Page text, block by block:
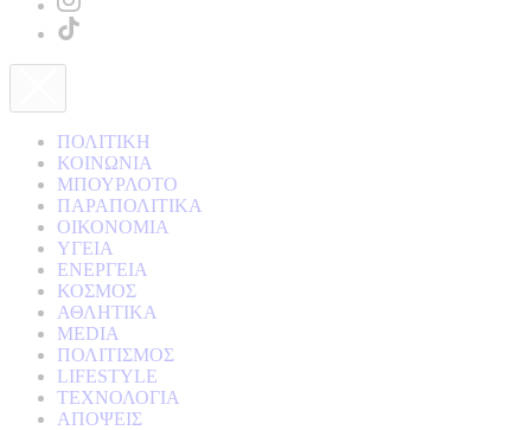
ΠΟΛΙΤΙΚΗ
ΚΟΙΝΩΝΙΑ
ΜΠΟΥΡΛΟΤΟ
ΠΑΡΑΠΟΛΙΤΙΚΑ
ΟΙΚΟΝΟΜΙΑ
ΥΓΕΙΑ
ΕΝΕΡΓΕΙΑ
ΚΟΣΜΟΣ
ΑΘΛΗΤΙΚΑ
MEDIA
ΠΟΛΙΤΙΣΜΟΣ
LIFESTYLE
ΤΕΧΝΟΛΟΓΙΑ
ΑΠΟΨΕΙΣ